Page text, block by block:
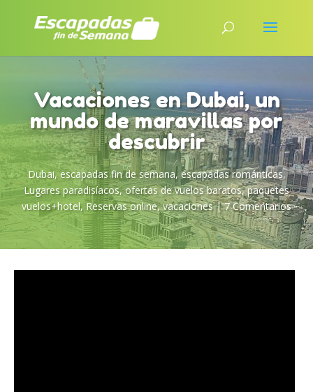
Vacaciones en Dubai, un
mundo de maravillas por
descubrir
Dubai,escapadas fin de semana, escapadas románticas,
Lugares paradisíacos,ofertas de vuelos baratos,paquetes
vuelos+hotel, Reservas online,vacaciones|7 Comentarios